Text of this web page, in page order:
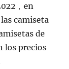
，en
camiseta
de
los precios